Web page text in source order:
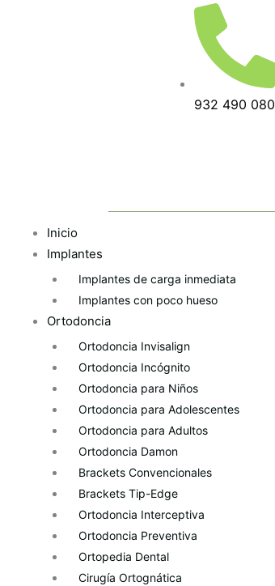
932 490 080
Inicio
Implantes
Implantes de carga inmediata
Implantes con poco hueso
Ortodoncia
Ortodoncia Invisalign
Ortodoncia Incógnito
Ortodoncia para Niños
Ortodoncia para Adolescentes
Ortodoncia para Adultos
Ortodoncia Damon
Brackets Convencionales
Brackets Tip-Edge
Ortodoncia Interceptiva
Ortodoncia Preventiva
Ortopedia Dental
Cirugía Ortognática